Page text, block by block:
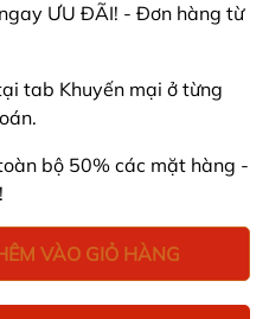
ƯU ĐÃI! - Đơn hàng từ
tab Khuyến mại ở từng
bộ 50% các mặt hàng -
VÀO GIỎ HÀNG